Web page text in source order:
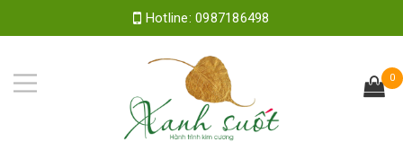
Hotline:0987186498
0